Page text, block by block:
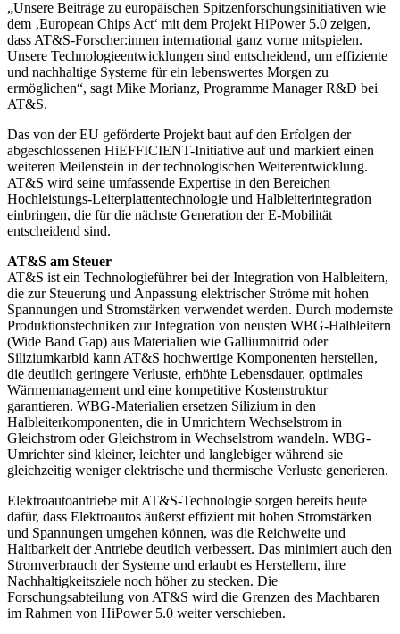
„Unsere Beiträge zu europäischen Spitzenforschungsinitiativen wie
dem ‚European Chips Act‘ mit dem Projekt HiPower 5.0 zeigen,
dass AT&S-Forscher:innen international ganz vorne mitspielen.
Unsere Technologieentwicklungen sind entscheidend, um effiziente
und nachhaltige Systeme für ein lebenswertes Morgen zu
ermöglichen“, sagt Mike Morianz, Programme Manager R&D bei
AT&S.
Das von der EU geförderte Projekt baut auf den Erfolgen der
abgeschlossenen HiEFFICIENT-Initiative auf und markiert einen
weiteren Meilenstein in der technologischen Weiterentwicklung.
AT&S wird seine umfassende Expertise in den Bereichen
Hochleistungs-Leiterplattentechnologie und Halbleiterintegration
einbringen, die für die nächste Generation der E-Mobilität
entscheidend sind.
AT&S am Steuer
AT&S ist ein Technologieführer bei der Integration von Halbleitern,
die zur Steuerung und Anpassung elektrischer Ströme mit hohen
Spannungen und Stromstärken verwendet werden. Durch modernste
Produktionstechniken zur Integration von neusten WBG-Halbleitern
(Wide Band Gap) aus Materialien wie Galliumnitrid oder
Siliziumkarbid kann AT&S hochwertige Komponenten herstellen,
die deutlich geringere Verluste, erhöhte Lebensdauer, optimales
Wärmemanagement und eine kompetitive Kostenstruktur
garantieren. WBG-Materialien ersetzen Silizium in den
Halbleiterkomponenten, die in Umrichtern Wechselstrom in
Gleichstrom oder Gleichstrom in Wechselstrom wandeln. WBG-
Umrichter sind kleiner, leichter und langlebiger während sie
gleichzeitig weniger elektrische und thermische Verluste generieren.
Elektroautoantriebe mit AT&S-Technologie sorgen bereits heute
dafür, dass Elektroautos äußerst effizient mit hohen Stromstärken
und Spannungen umgehen können, was die Reichweite und
Haltbarkeit der Antriebe deutlich verbessert. Das minimiert auch den
Stromverbrauch der Systeme und erlaubt es Herstellern, ihre
Nachhaltigkeitsziele noch höher zu stecken. Die
Forschungsabteilung von AT&S wird die Grenzen des Machbaren
im Rahmen von HiPower 5.0 weiter verschieben.